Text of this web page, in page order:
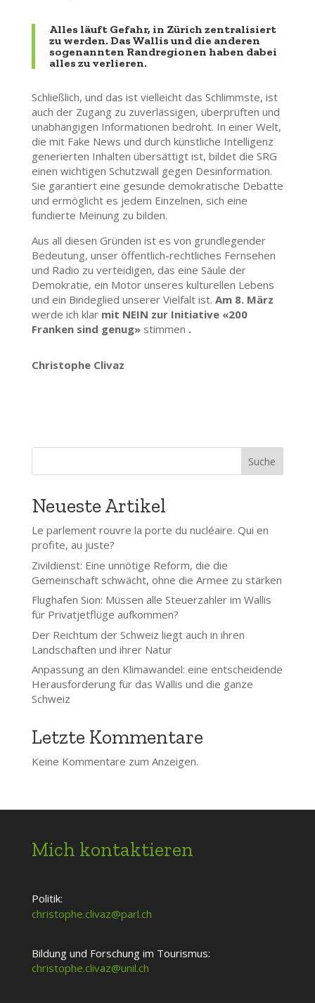
Alles läuft Gefahr, in Zürich zentralisiert
zu werden. Das Wallis und die anderen
sogenannten Randregionen haben dabei
alles zu verlieren.
Schließlich, und das ist vielleicht das Schlimmste, ist
auch der Zugang zu zuverlässigen, überprüften und
unabhängigen Informationen bedroht. In einer Welt,
die mit Fake News und durch künstliche Intelligenz
generierten Inhalten übersättigt ist, bildet die SRG
einen wichtigen Schutzwall gegen Desinformation.
Sie garantiert eine gesunde demokratische Debatte
und ermöglicht es jedem Einzelnen, sich eine
fundierte Meinung zu bilden.
Aus all diesen Gründen ist es von grundlegender
Bedeutung, unser öffentlich-rechtliches Fernsehen
und Radio zu verteidigen, das eine Säule der
Demokratie, ein Motor unseres kulturellen Lebens
und ein Bindeglied unserer Vielfalt ist. Am 8. März
werde ich klar mit NEIN zur Initiative «200
Franken sind genug»stimmen .
Christophe Clivaz
Suche
Neueste Artikel
Le parlement rouvre la porte du nucléaire. Qui en
profite, au juste?
Zivildienst: Eine unnötige Reform, die die
Gemeinschaft schwächt, ohne die Armee zu stärken
Flughafen Sion: Müssen alle Steuerzahler im Wallis
für Privatjetflüge aufkommen?
Der Reichtum der Schweiz liegt auch in ihren
Landschaften und ihrer Natur
Anpassung an den Klimawandel: eine entscheidende
Herausforderung für das Wallis und die ganze
Schweiz
Letzte Kommentare
Keine Kommentare zum Anzeigen.
Mich kontaktieren
Politik:
christophe.clivaz@parl.ch
Bildung und Forschung im Tourismus:
christophe.clivaz@unil.ch